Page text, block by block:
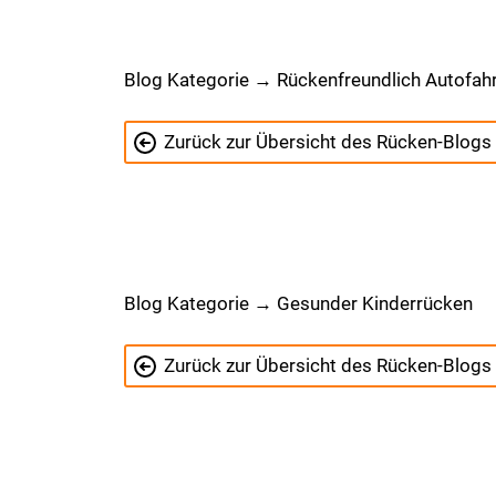
Blog Kategorie → Rückenfreundlich
Zurück zur Übersicht des Rücken-Blogs
Blog Kategorie → Gesunder Kinderrücken
Zurück zur Übersicht des Rücken-Blogs